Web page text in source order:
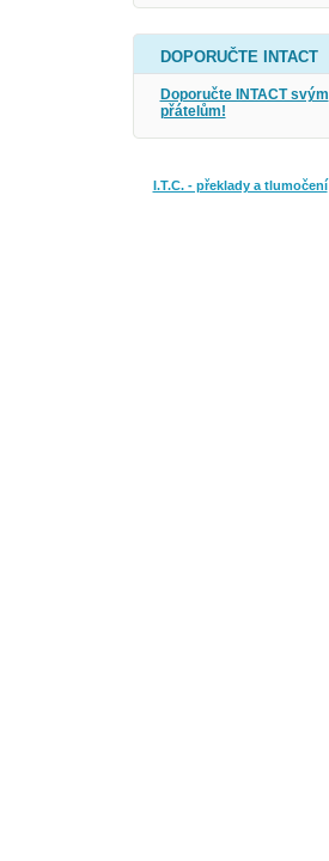
DOPORUČTE INTACT
Doporučte INTACT svým
přátelům!
I.T.C. - překlady a tlumočení